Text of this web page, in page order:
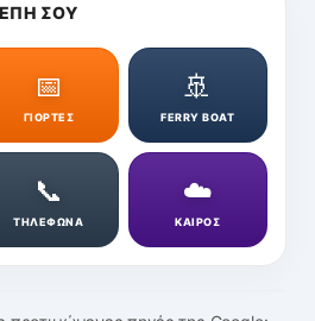
ΣΟΥ
📅
ΓΙΟΡΤΕΣ
🚢
FERRY BOAT
📞
ΤΗΛΕΦΩΝΑ
☁️
ΚΑΙΡΟΣ